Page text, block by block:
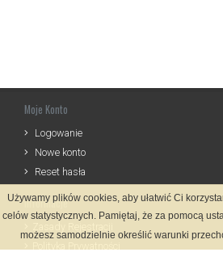
Moje Konto
Logowanie
Nowe konto
Reset hasła
Informacje
Używamy plików cookies, aby ułatwić Ci
celów statystycznych. Pamiętaj, że za pomocą
możesz samodzielnie określić warunki